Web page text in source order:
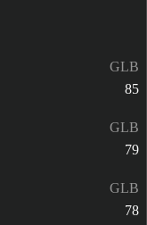
GLB
85
GLB
79
GLB
78